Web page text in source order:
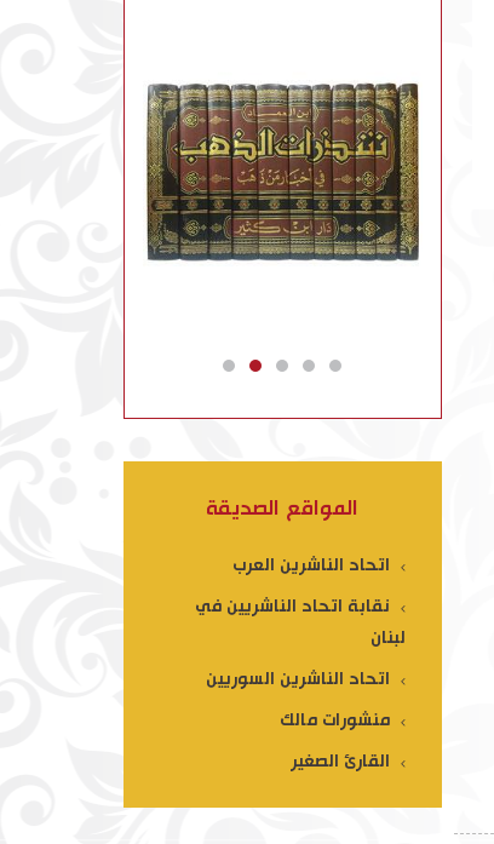
المواقع الصديقة
اتحاد الناشرين العرب
نقابة اتحاد الناشريين في
لبنان
اتحاد الناشرين السوريين
منشورات مالك
القارئ الصغير